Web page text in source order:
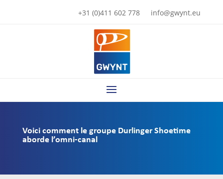
+31 (0)411 602 778 info@gwynt.eu
Voici comment le groupe Durlinger Shoetime
aborde l’omni-canal